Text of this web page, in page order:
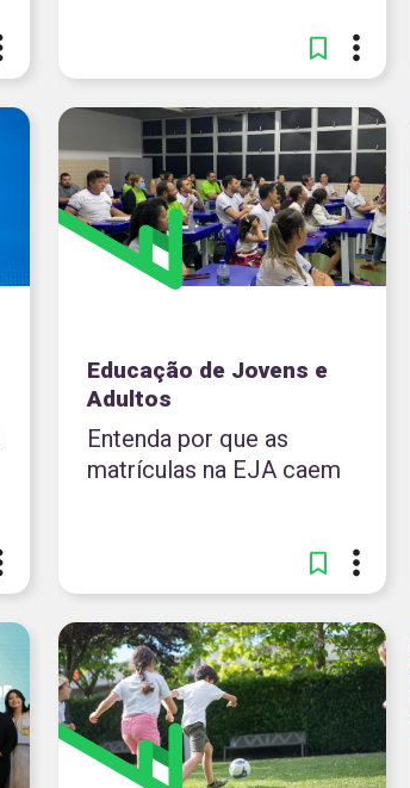
Educação de Jovens e
Adultos
Entenda por que as
matrículas na EJA caem